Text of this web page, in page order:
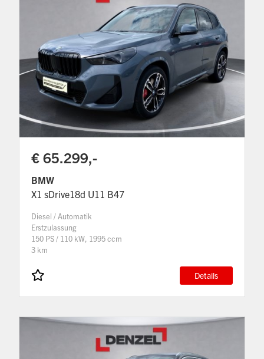
€ 65.299,-
BMW
X1 sDrive18d U11 B47
Diesel / Automatik
Erstzulassung
150 PS / 110 kW, 1995 ccm
3 km
Details